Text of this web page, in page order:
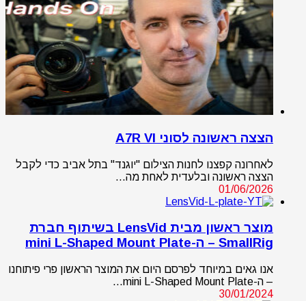
הצצה ראשונה לסוני A7R VI
לאחרונה קפצנו לחנות הצילום "יוגנד" בתל אביב כדי לקבל
הצצה ראשונה ובלעדית לאחת מה…
01/06/2026
מוצר ראשון מבית LensVid בשיתוף חברת
SmallRig – ה-mini L-Shaped Mount Plate
אנו גאים במיוחד לפרסם היום את המוצר הראשון פרי פיתוחנו
– ה-mini L-Shaped Mount Plate…
30/01/2024